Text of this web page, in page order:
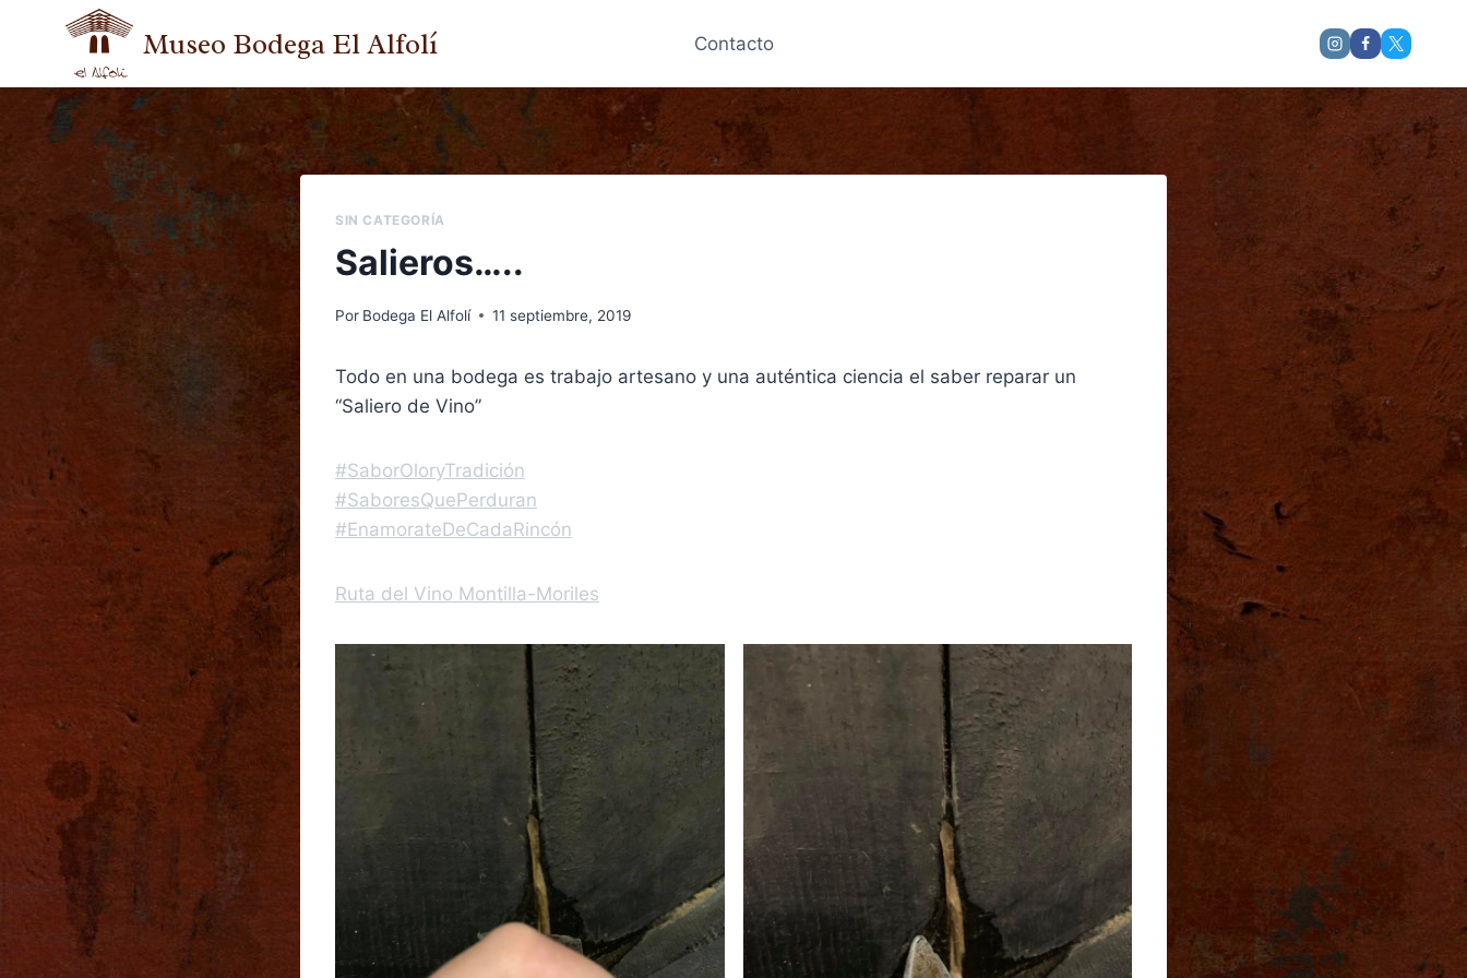
Museo Bodega El Alfolí Contacto
SIN CATEGORÍA
Salieros…..
Por Bodega El Alfolí 11 septiembre, 2019
Todo en una bodega es trabajo artesano y una auténtica ciencia el saber reparar un
“Saliero de Vino”
#SaborOloryTradición
#SaboresQuePerduran
#EnamorateDeCadaRincón
Ruta del Vino Montilla-Moriles